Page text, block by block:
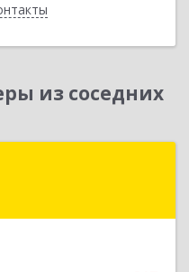
из соседних